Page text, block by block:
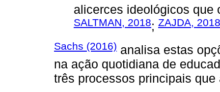
alicerces ideológicos que
SALTMAN, 2018; ZAJDA, 2018
Sachs (2016) analisa estas
na ação quotidiana de
três processos principais que